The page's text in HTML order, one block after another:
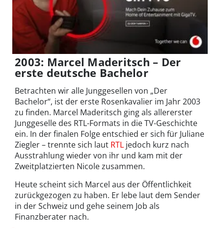
2003: Marcel Maderitsch – Der
erste deutsche Bachelor
Betrachten wir alle Junggesellen von „Der
Bachelor“, ist der erste Rosenkavalier im Jahr 2003
zu finden. Marcel Maderitsch ging als allererster
Junggeselle des RTL-Formats in die TV-Geschichte
ein. In der finalen Folge entschied er sich für Juliane
Ziegler – trennte sich laut RTL jedoch kurz nach
Ausstrahlung wieder von ihr und kam mit der
Zweitplatzierten Nicole zusammen.
Heute scheint sich Marcel aus der Öffentlichkeit
zurückgezogen zu haben. Er lebe laut dem Sender
in der Schweiz und gehe seinem Job als
Finanzberater nach.